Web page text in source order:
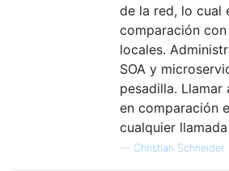
de la red, lo cual
comparación
locales.
SOA y
pesadilla. Llamar
en comparación
cualquier
— Christian Schneider